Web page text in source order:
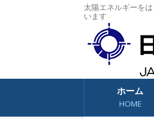
太陽エネルギーを
います
コンテンツへスキ
ホーム
HOME